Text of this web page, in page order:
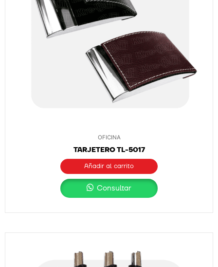
OFICINA
TARJETERO TL-5017
Añadir al carrito
Consultar